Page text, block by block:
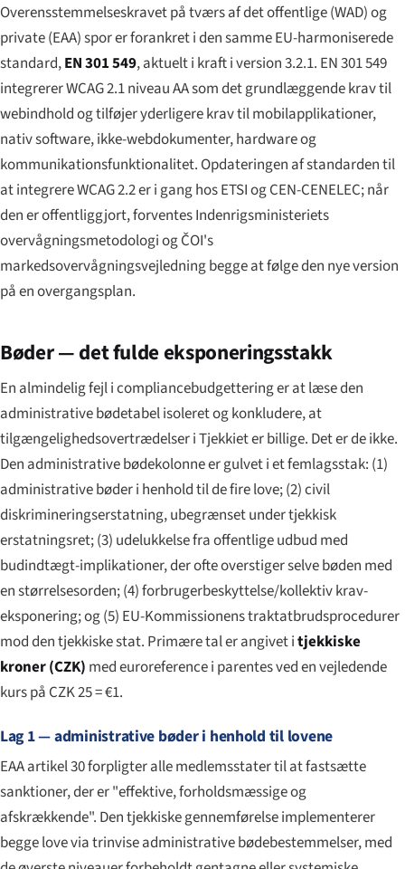
Overensstemmelseskravet på tværs af det offentlige (WAD) og
private (EAA) spor er forankret i den samme EU-harmoniserede
standard,EN 301 549, aktuelt i kraft i version 3.2.1. EN 301 549
integrerer WCAG 2.1 niveau AA som det grundlæggende krav til
webindhold og tilføjer yderligere krav til mobilapplikationer,
nativ software, ikke-webdokumenter, hardware og
kommunikationsfunktionalitet. Opdateringen af standarden til
at integrere WCAG 2.2 er i gang hos ETSI og CEN-CENELEC; når
den er offentliggjort, forventes Indenrigsministeriets
overvågningsmetodologi og ČOI's
markedsovervågningsvejledning begge at følge den nye version
på en overgangsplan.
Bøder — det fulde eksponeringsstakk
En almindelig fejl i compliancebudgettering er at læse den
administrative bødetabel isoleret og konkludere, at
tilgængelighedsovertrædelser i Tjekkiet er billige. Det er de ikke.
Den administrative bødekolonne er gulvet i et femlagsstak: (1)
administrative bøder i henhold til de fire love; (2) civil
diskrimineringserstatning, ubegrænset under tjekkisk
erstatningsret; (3) udelukkelse fra offentlige udbud med
budindtægt-implikationer, der ofte overstiger selve bøden med
en størrelsesorden; (4) forbrugerbeskyttelse/kollektiv krav-
eksponering; og (5) EU-Kommissionens traktatbrudsprocedurer
mod den tjekkiske stat. Primære tal er angivet itjekkiske
kroner (CZK) med euroreference i parentes ved en vejledende
kurs på CZK 25 = €1.
Lag 1 — administrative bøder i henhold til lovene
EAA artikel 30 forpligter alle medlemsstater til at fastsætte
sanktioner, der er "effektive, forholdsmæssige og
afskrækkende". Den tjekkiske gennemførelse implementerer
begge love via trinvise administrative bødebestemmelser, med